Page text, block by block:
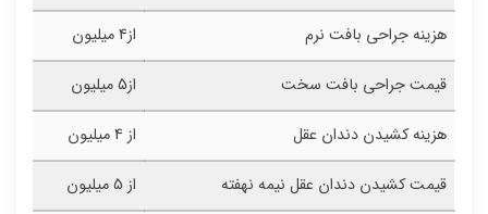
هزینه جراحی بافت نرم
از4 میلیون
قیمت جراحی بافت سخت
از5 میلیون
هزینه کشیدن دندان عقل
از 4 میلیون
قیمت کشیدن دندان عقل نیمه نهفته
از 5 میلیون